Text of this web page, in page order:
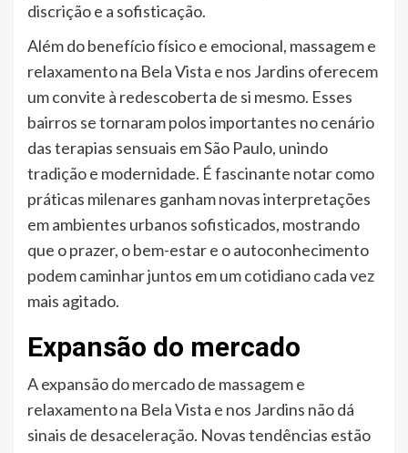
discrição e a sofisticação.
Além do benefício físico e emocional, massagem e
relaxamento na Bela Vista e nos Jardins oferecem
um convite à redescoberta de si mesmo. Esses
bairros se tornaram polos importantes no cenário
das terapias sensuais em São Paulo, unindo
tradição e modernidade. É fascinante notar como
práticas milenares ganham novas interpretações
em ambientes urbanos sofisticados, mostrando
que o prazer, o bem-estar e o autoconhecimento
podem caminhar juntos em um cotidiano cada vez
mais agitado.
Expansão do mercado
A expansão do mercado de massagem e
relaxamento na Bela Vista e nos Jardins não dá
sinais de desaceleração. Novas tendências estão